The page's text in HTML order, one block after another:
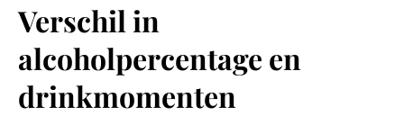
Verschil in
alcoholpercentage en
drinkmomenten